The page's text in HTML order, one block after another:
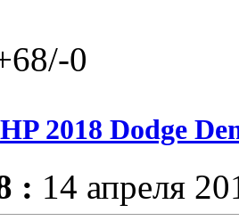
0
2018 Dodge
: 14 апреля